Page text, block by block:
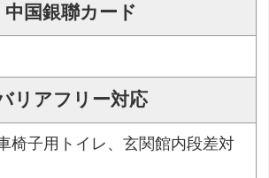
中国銀聯カード
リアフリー対応
椅子用トイレ、玄関館内段差対